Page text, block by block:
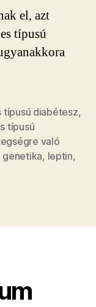
el, azt
típusú
típusú diabétesz,
típusú
való
genetika, leptin,